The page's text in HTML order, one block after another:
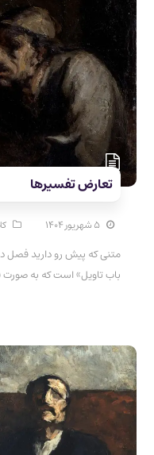
تعارض تفسیرها
۵ شهریور ۱۴۰۴
متنی که پیش رو دارید فصل
باب تاویل» است که به